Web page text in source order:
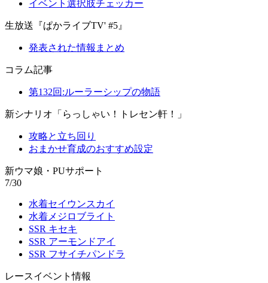
イベント選択肢チェッカー
生放送『ぱかライブTV' #5』
発表された情報まとめ
コラム記事
第132回:ルーラーシップの物語
新シナリオ「らっしゃい！トレセン軒！」
攻略と立ち回り
おまかせ育成のおすすめ設定
新ウマ娘・PUサポート
7/30
水着セイウンスカイ
水着メジロブライト
SSR キセキ
SSR アーモンドアイ
SSR フサイチパンドラ
レースイベント情報